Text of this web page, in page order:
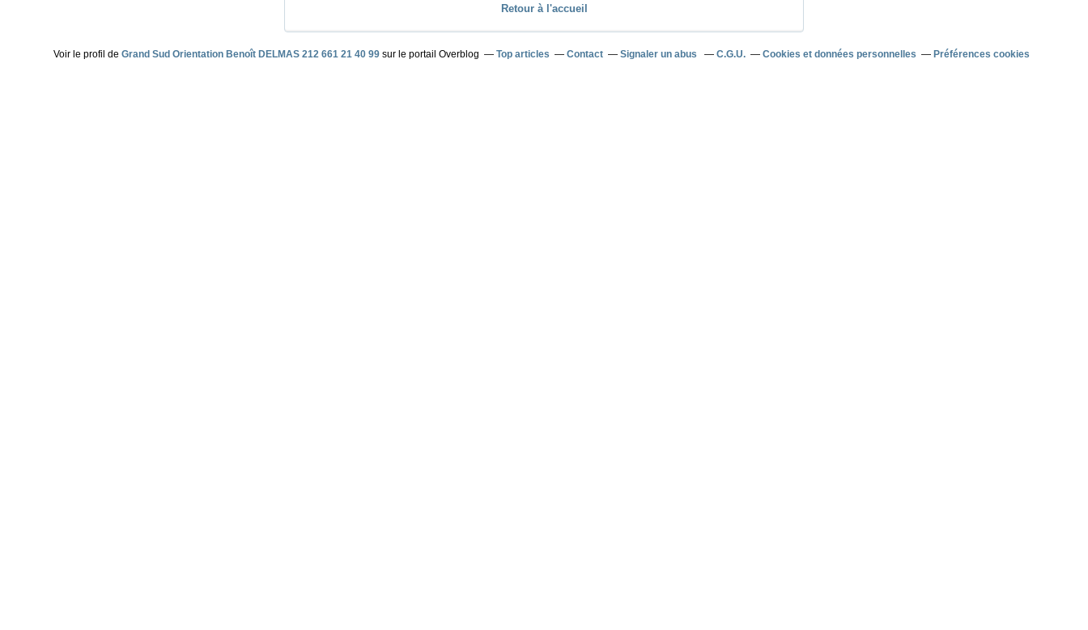
Retour à l'accueil
Voir le profil de Grand Sud Orientation Benoît DELMAS 212 661 21 40 99 sur le portail Overblog Top articles Contact Signaler un abus C.G.U. Cookies et données personnelles Préférences cookies